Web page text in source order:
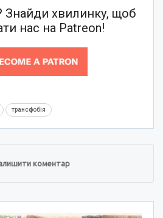
Знайди хвилинку, щоб
нас на Patreon!
трансфобія
коментар